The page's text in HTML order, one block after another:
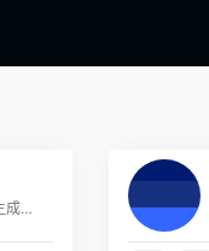
前端程序福音，一个CSS渐变效果生成器，可以复制代码